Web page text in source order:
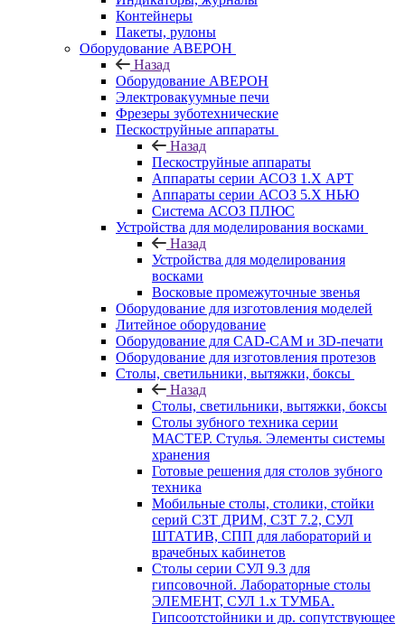
Контейнеры
Пакеты, рулоны
Оборудование АВЕРОН
Назад
Оборудование АВЕРОН
Электровакуумные печи
Фрезеры зуботехнические
Пескоструйные аппараты
Назад
Пескоструйные аппараты
Аппараты серии АСОЗ 1.Х АРТ
Аппараты серии АСОЗ 5.Х НЬЮ
Система АСОЗ ПЛЮС
Устройства для моделирования восками
Назад
Устройства для моделирования
восками
Восковые промежуточные звенья
Оборудование для изготовления моделей
Литейное оборудование
Оборудование для CAD-CAM и 3D-печати
Оборудование для изготовления протезов
Cтолы, светильники, вытяжки, боксы
Назад
Cтолы, светильники, вытяжки, боксы
Столы зубного техника серии
МАСТЕР. Стулья. Элементы системы
хранения
Готовые решения для столов зубного
техника
Мобильные столы, столики, стойки
серий СЗТ ДРИМ, СЗТ 7.2, СУЛ
ШТАТИВ, СПП для лабораторий и
врачебных кабинетов
Столы серии СУЛ 9.3 для
гипсовочной. Лабораторные столы
ЭЛЕМЕНТ, СУЛ 1.х ТУМБА.
Гипсоотстойники и др. сопутствующее